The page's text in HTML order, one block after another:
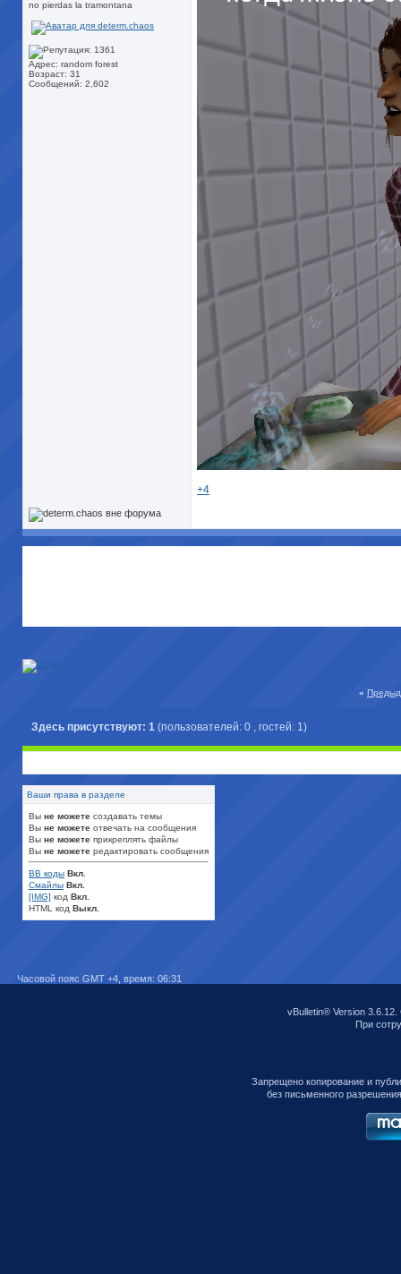
no pierdas la tramontana
Адрес: random forest
Возраст: 31
Сообщений: 2,602
+4
«
Здесь присутствуют: 1 (пользователей: 0 , гостей: 1)
Ваши права в разделе
Вы не можете создавать темы
Вы не можете отвечать на сообщения
Вы не можете прикреплять файлы
Вы не можете редактировать сообщения
BB коды Вкл.
Смайлы Вкл.
[IMG] код Вкл.
HTML код Выкл.
Часовой пояс GMT +4, время: 06:31
vBulletin® Version
При
Запрещено копирование и
без письменного